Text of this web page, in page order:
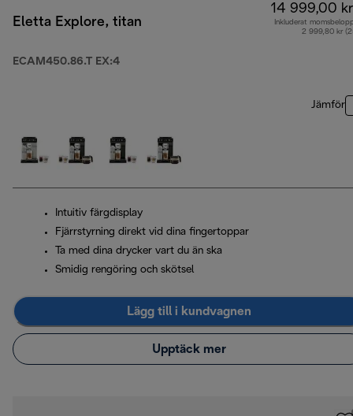
Eletta Explore, titan
ECAM450.86.T EX:4
14 999,00 kr
Inkluderat
2 999,80 kr
Jämför
Intuitiv färgdisplay
Fjärrstyrning direkt vid dina fingertoppar
Ta med dina drycker vart du än ska
Smidig rengöring och skötsel
Lägg till i kundvagnen
Upptäck mer